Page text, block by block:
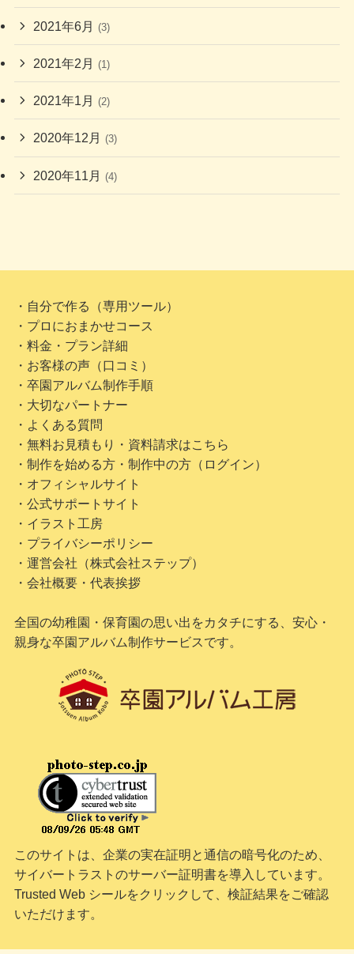
2021年6月 (3)
2021年2月 (1)
2021年1月 (2)
2020年12月 (3)
2020年11月 (4)
・自分で作る（専用ツール）
・プロにおまかせコース
・料金・プラン詳細
・お客様の声（口コミ）
・卒園アルバム制作手順
・大切なパートナー
・よくある質問
・無料お見積もり・資料請求はこちら
・制作を始める方・制作中の方（ログイン）
・オフィシャルサイト
・公式サポートサイト
・イラスト工房
・プライバシーポリシー
・運営会社（株式会社ステップ）
・会社概要・代表挨拶
全国の幼稚園・保育園の思い出をカタチにする、安心・
親身な卒園アルバム制作サービスです。
このサイトは、企業の実在証明と通信の暗号化のため、
サイバートラストのサーバー証明書を導入しています。
Trusted Web シールをクリックして、検証結果をご確認
いただけます。